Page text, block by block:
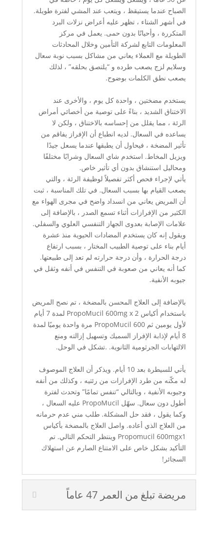
الصباح عندما يستيقظ ، ويتعب عند المشي لفترة طويلة.
في أشهر الشتاء ، تظهر عليه أعراض نزلات البرد
المتكررة ، وأحيانًا بدون حمى. يعمل في مركز
المعلومات التابع لشركة التأمين وخلال المحادثات
الطويلة مع العملاء يعاني من مشاكل بسبب نوبة سعال
وسلايم لزج يصعب طرده و “يلتصق بحلقه” ، لذلك
يصعب نطق الكلمات بوضوح.
يستخدم مضختين ، واحدة كل يوم ، والأخرى عند
الاختناق الشديد ، بناءً على توصية من أخصائي أمراض
الرئة ، مما يقلل من إحساسه بالاختناق ، ولكن لا
يساعده في السعال. لديه انطباع أن الإفراز يفاقم من
تأثير المضخة ، فيحاول أن يطبقها عندما يسعل جيدًا
ويزيل المخاط. استخدم شاي السعال وشرابًا مختلفًا
ومحاليل استنشاق بدون أي تأثير خاص.
يأتي لإجراء فحص أكثر تفصيلاً لوظيفة الرئة ، والتي
يصعب القيام بها بسبب السعال. في تلك المناسبة ، ثبت
أن المريض يعاني من انسداد واضح في مجرى الهواء مع
الكثير من الإفرازات أثناء تسمع الصدر ، بالإضافة إلى
علامات الإصابة بعدوى الجهاز التنفسي العلوي والسفلي.
ويقول إنه كان يستخدم المضادات الحيوية منذ عشرة
أيام بناء على توصية الطبيب المختار ، بسبب ارتفاع
درجة الحرارة ، وأن درجة حرارته لم تعد إلى طبيعتها.
كما أنه يعاني من صعوبة في التنفس في أنفه وثقل في
جيوبه الأنفية.
بالإضافة إلى العلاج المحسن بالمضخة ، تم نصح المريض
باستخدام أكياس PropoMucil 600mg x 2 لمدة 7 أيام
لأول يومين ثم PropoMucil 600 مرة واحدة يوميًا لمدة
8 أيام لإذابة الإفراز السميك وتسهيل إزالته ومنع
الالتهابات الجرثومية الثانوية. .تشكل في الوحل.
يأتي للسيطرة بعد 10 أيام. ويذكر أن العلاج الموصوف
له مكّنه من طرد الإفرازات من رئتيه ، وكذلك من أنفه
وجيوبه الأنفية ، وبالتالي “تنفس تمامًا” وتحدث لفترة
أطول دون سعال. سهّل PropoMucil عليه السعال ،
وكما يقول ، فقد حل المشكلة. طلب مني عدم حرمانه
من العلاج الذي أعاده. واصل العلاج بالمضخة بأكياس
Propomucil 600mgx1 وينتظر التحكم التالي. تم
التأكيد بشكل خاص على الامتناع الصارم عن استهلاك
السجائر!
مريضة تبلغ من العمر 47 عاماً